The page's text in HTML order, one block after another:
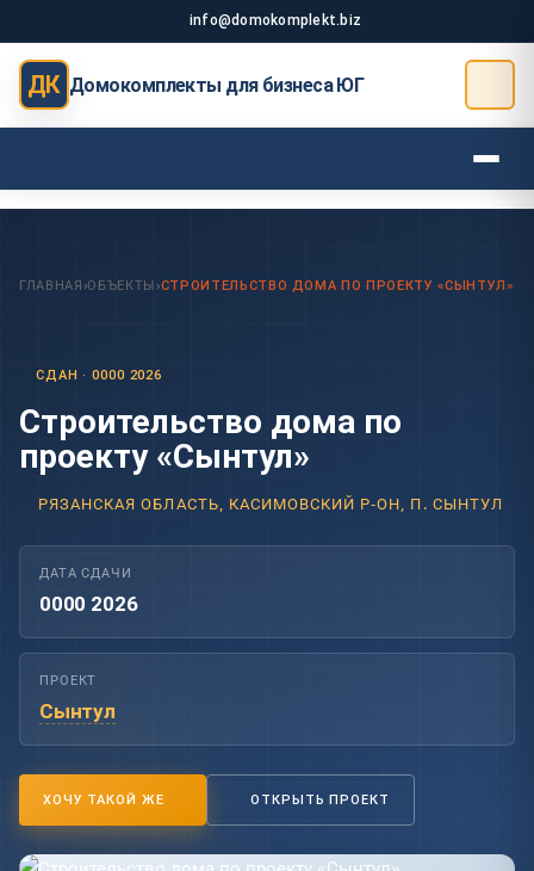
info@domokomplekt.biz
ДК Домокомплекты для бизнеса ЮГ
ГЛАВНАЯ›ОБЪЕКТЫ ›СТРОИТЕЛЬСТВО ДОМА ПО ПРОЕКТУ «СЫНТУЛ»
СДАН · 0000 2026
Строительство дома по
проекту «Сынтул»
РЯЗАНСКАЯ ОБЛАСТЬ, КАСИМОВСКИЙ Р-ОН, П. СЫНТУЛ
ДАТА СДАЧИ
0000 2026
ПРОЕКТ
Сынтул
ХОЧУ ТАКОЙ ЖЕ ОТКРЫТЬ ПРОЕКТ